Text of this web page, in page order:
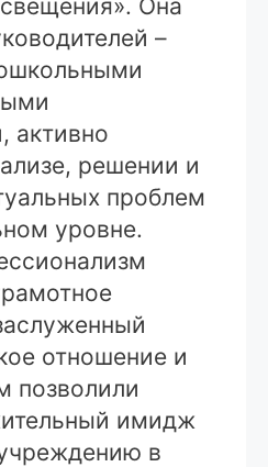
Она
–
активно
решении и
проблем
уровне.
отношение и
позволили
имидж
в